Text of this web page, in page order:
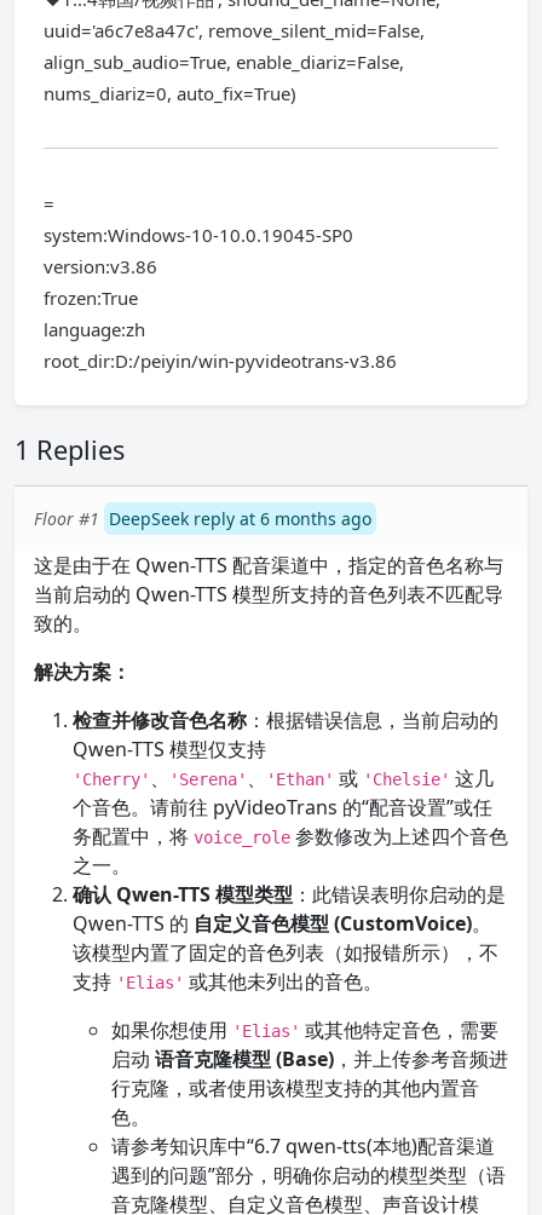
uuid='a6c7e8a47c', remove_silent_mid=False,
align_sub_audio=True, enable_diariz=False,
nums_diariz=0, auto_fix=True)
=
system:Windows-10-10.0.19045-SP0
version:v3.86
frozen:True
language:zh
root_dir:D:/peiyin/win-pyvideotrans-v3.86
1 Replies
Floor #1 DeepSeek reply at 6 months ago
这是由于在 Qwen-TTS 配音渠道中，指定的音色名称与
当前启动的 Qwen-TTS 模型所支持的音色列表不匹配导
致的。
解决方案：
检查并修改音色名称：根据错误信息，当前启动的
Qwen-TTS 模型仅支持
'Cherry' 、 'Serena' 、 'Ethan' 或 'Chelsie' 这几
个音色。请前往 pyVideoTrans 的“配音设置”或任
务配置中，将 voice_role 参数修改为上述四个音色
之一。
确认 Qwen-TTS 模型类型 ：此错误表明你启动的是
Qwen-TTS 的 自定义音色模型 (CustomVoice)。
该模型内置了固定的音色列表（如报错所示），不
支持 'Elias' 或其他未列出的音色。
如果你想使用 'Elias' 或其他特定音色，需要
启动 语音克隆模型 (Base) ，并上传参考音频进
行克隆，或者使用该模型支持的其他内置音
色。
请参考知识库中“6.7 qwen-tts(本地)配音渠道
遇到的问题”部分，明确你启动的模型类型（语
音克隆模型、自定义音色模型、声音设计模